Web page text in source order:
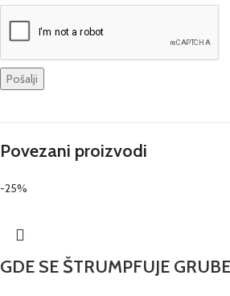
Povezani proizvodi
-25%
GDE SE ŠTRUMPFUJE